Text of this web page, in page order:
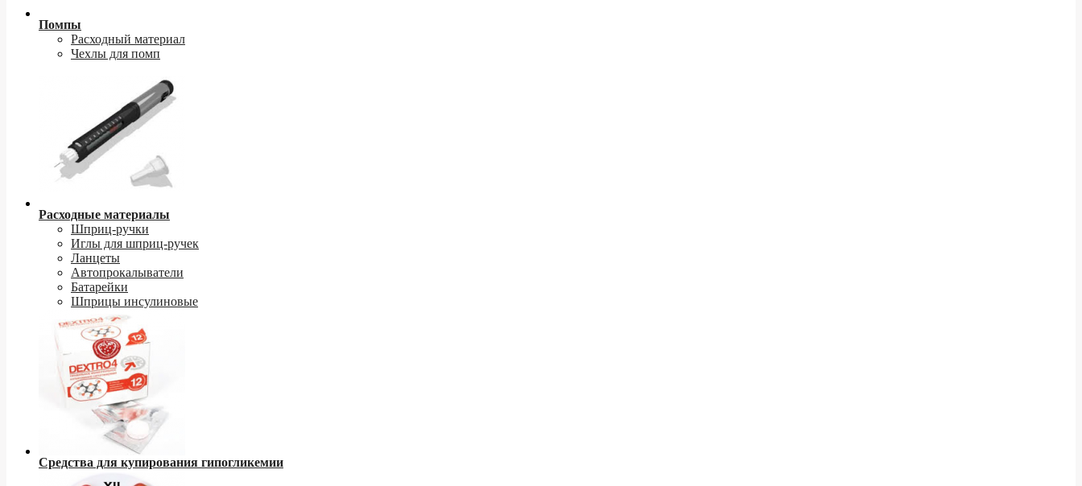
Помпы
Расходный материал
Чехлы для помп
Расходные материалы
Шприц-ручки
Иглы для шприц-ручек
Ланцеты
Автопрокалыватели
Батарейки
Шприцы инсулиновые
Средства для купирования гипогликемии